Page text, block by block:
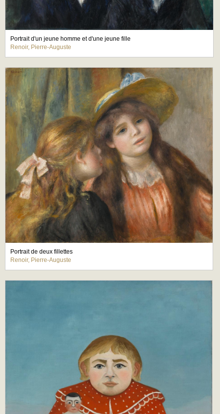
Portrait d'un jeune homme et d'une jeune fille
Renoir, Pierre-Auguste
Portrait de deux fillettes
Renoir, Pierre-Auguste